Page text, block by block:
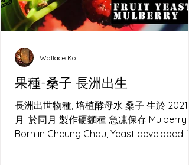
果種-桑子 長洲出生
長洲出世物種, 培植酵母水 桑子 生於 2021
月. 於同月 製作硬麵種 急凍保存 Mulberry
Born in Cheung Chau, Yeast developed
Wallace Ko